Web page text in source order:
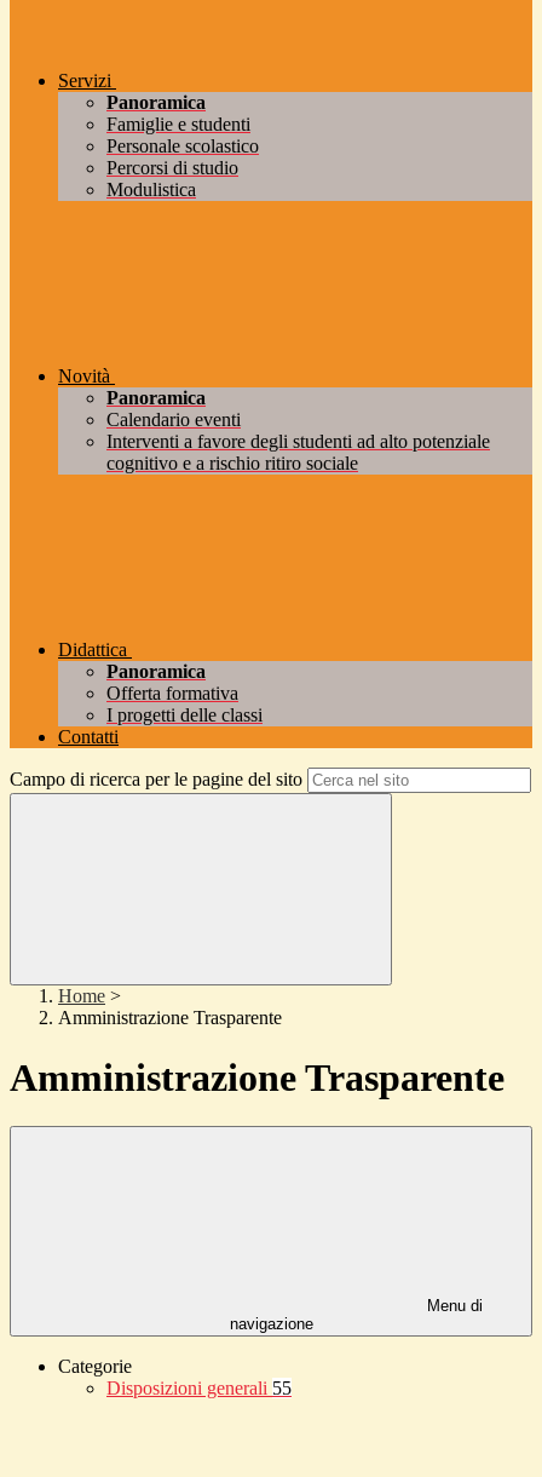
Servizi
Panoramica
Famiglie e studenti
Personale scolastico
Percorsi di studio
Modulistica
Novità
Panoramica
Calendario eventi
Interventi a favore degli studenti ad alto potenziale
cognitivo e a rischio ritiro sociale
Didattica
Panoramica
Offerta formativa
I progetti delle classi
Contatti
Campo di ricerca per le pagine del sito
Home >
Amministrazione Trasparente
Amministrazione Trasparente
Menu di
navigazione
Categorie
Disposizioni generali 55